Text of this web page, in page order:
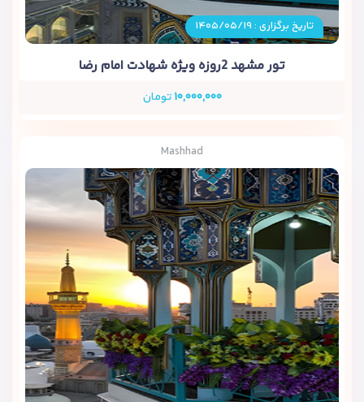
تاریخ برگزاری : ۱۴۰۵/۰۵/۱۹
تور مشهد 2روزه ویژه شهادت امام رضا
۱۰,۰۰۰,۰۰۰تومان
Mashhad